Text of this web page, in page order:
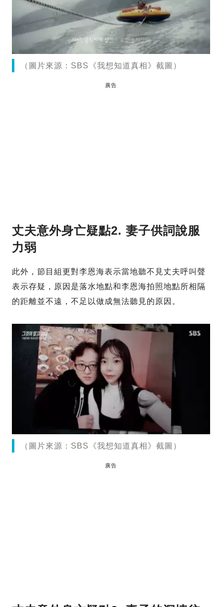
（圖片來源：SBS《我想知道真相》截圖）
廣告
丈夫意外身亡疑點2. 妻子供詞說服
力弱
此外，節目組更對李恩海表示當地聽不見丈夫呼叫聲
表示存疑，原因是落水地點和李恩海拍照地點所相隔
的距離並不遠，不足以做成無法聽見的原因。
（圖片來源：SBS《我想知道真相》截圖）
廣告